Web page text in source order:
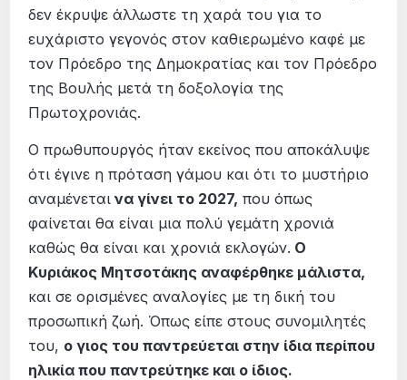
δεν έκρυψε άλλωστε τη χαρά του για το
ευχάριστο γεγονός στον καθιερωμένο καφέ με
τον Πρόεδρο της Δημοκρατίας και τον Πρόεδρο
της Βουλής μετά τη δοξολογία της
Πρωτοχρονιάς.
Ο πρωθυπουργός ήταν εκείνος που αποκάλυψε
ότι έγινε η πρόταση γάμου και ότι το μυστήριο
αναμένεται να γίνει το 2027, που όπως
φαίνεται θα είναι μια πολύ γεμάτη χρονιά
καθώς θα είναι και χρονιά εκλογών. Ο
Κυριάκος Μητσοτάκης αναφέρθηκε μάλιστα,
και σε ορισμένες αναλογίες με τη δική του
προσωπική ζωή. Όπως είπε στους συνομιλητές
του, ο γιος του παντρεύεται στην ίδια περίπου
ηλικία που παντρεύτηκε και ο ίδιος.